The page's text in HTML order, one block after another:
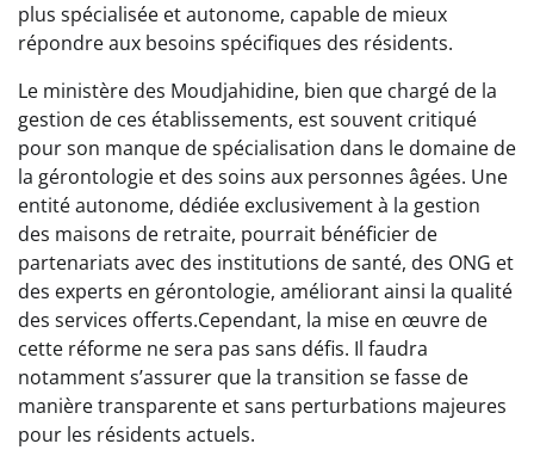
plus spécialisée et autonome, capable de mieux
répondre aux besoins spécifiques des résidents.
Le ministère des Moudjahidine, bien que chargé de la
gestion de ces établissements, est souvent critiqué
pour son manque de spécialisation dans le domaine de
la gérontologie et des soins aux personnes âgées. Une
entité autonome, dédiée exclusivement à la gestion
des maisons de retraite, pourrait bénéficier de
partenariats avec des institutions de santé, des ONG et
des experts en gérontologie, améliorant ainsi la qualité
des services offerts.Cependant, la mise en œuvre de
cette réforme ne sera pas sans défis. Il faudra
notamment s’assurer que la transition se fasse de
manière transparente et sans perturbations majeures
pour les résidents actuels.